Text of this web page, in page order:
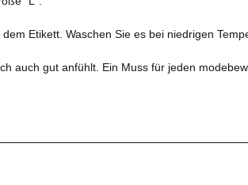
Etikett. Waschen Sie es bei niedrigen
auch gut anfühlt. Ein Muss für jeden